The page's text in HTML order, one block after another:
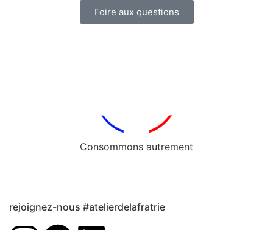
Foire aux questions
Consommons autrement
rejoignez-nous #atelierdelafratrie